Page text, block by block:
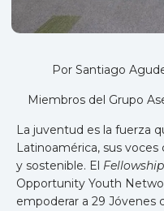
Por Santiago
Miembros del Grupo
La juventud es la fuerza
Latinoamérica, sus
y sostenible. El Fellowship
Opportunity Youth
empoderar a 29 Jóvenes